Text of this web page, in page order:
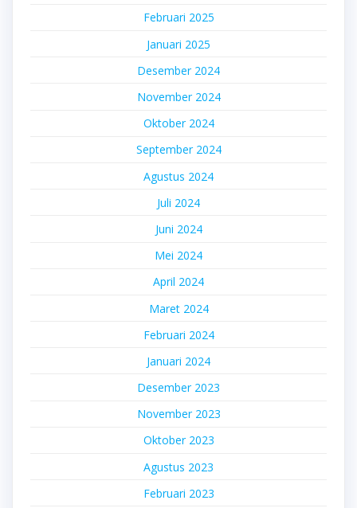
Februari 2025
Januari 2025
Desember 2024
November 2024
Oktober 2024
September 2024
Agustus 2024
Juli 2024
Juni 2024
Mei 2024
April 2024
Maret 2024
Februari 2024
Januari 2024
Desember 2023
November 2023
Oktober 2023
Agustus 2023
Februari 2023